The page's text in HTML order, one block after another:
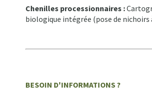
Chenilles processionnaires :
biologique intégrée (pose de nichoirs
BESOIN D'INFORMATIONS ?